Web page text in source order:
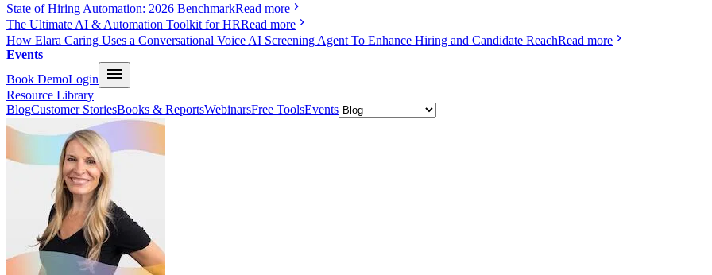
State of Hiring Automation: 2026 BenchmarkRead more
The Ultimate AI & Automation Toolkit for HRRead more
How Elara Caring Uses a Conversational Voice AI Screening Agent To Enhance Hiring and Candidate ReachRead more
Events
Book DemoLogin
Resource Library
BlogCustomer StoriesBooks & ReportsWebinarsFree ToolsEvents